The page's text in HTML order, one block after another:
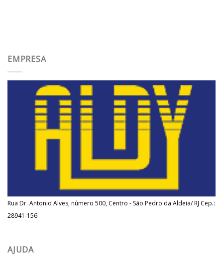
EMPRESA
Rua Dr. Antonio Alves, número 500, Centro - São Pedro da Aldeia/ RJ Cep.:
28941-156
AJUDA